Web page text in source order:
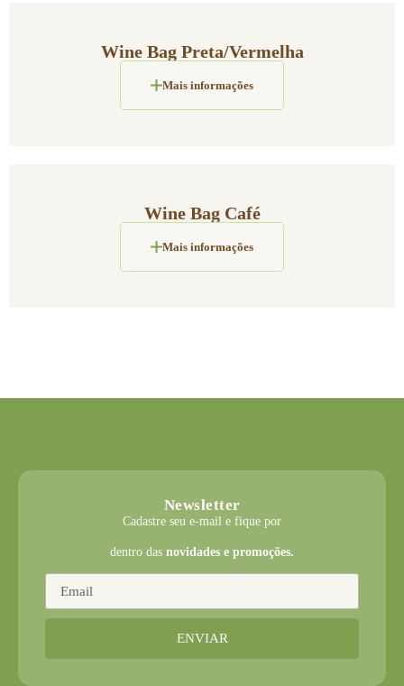
Wine Bag Preta/Vermelha
Mais informações
Wine Bag Café
Mais informações
Newsletter
Cadastre seu e-mail e fique por
dentro das novidades e promoções.
ENVIAR